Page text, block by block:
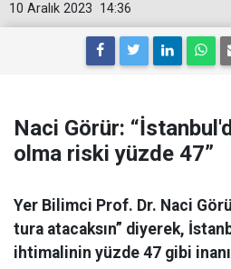
14:36
10 Aralık 2023
Naci Görür:
olma riski yüzde 47”
Yer Bilimci Prof. Dr. Naci
tura atacaksın” diyerek,
ihtimalinin yüzde 47 gibi